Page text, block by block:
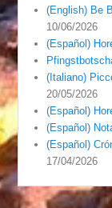
(English) Be
10/06/2026
(Español)
(Italiano)
20/05/2026
(Español)
(Español)
(Español)
17/04/2026